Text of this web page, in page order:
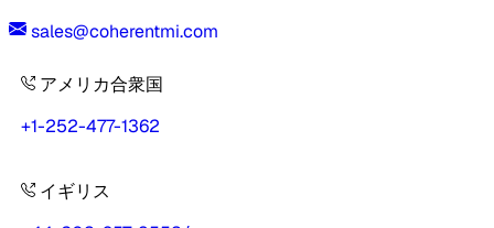
sales@coherentmi.com
アメリカ合衆国
+1-252-477-1362
イギリス